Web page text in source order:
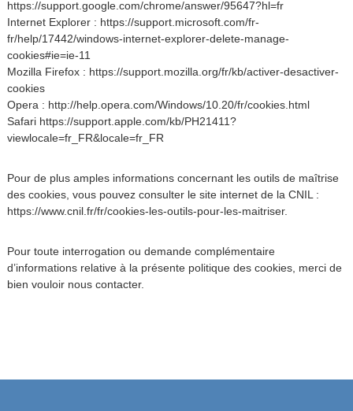
https://support.google.com/chrome/answer/95647?hl=fr
Internet Explorer : https://support.microsoft.com/fr-
fr/help/17442/windows-internet-explorer-delete-manage-
cookies#ie=ie-11
Mozilla Firefox : https://support.mozilla.org/fr/kb/activer-desactiver-
cookies
Opera : http://help.opera.com/Windows/10.20/fr/cookies.html
Safari https://support.apple.com/kb/PH21411?
viewlocale=fr_FR&locale=fr_FR
Pour de plus amples informations concernant les outils de maîtrise
des cookies, vous pouvez consulter le site internet de la CNIL :
https://www.cnil.fr/fr/cookies-les-outils-pour-les-maitriser.
Pour toute interrogation ou demande complémentaire
d’informations relative à la présente politique des cookies, merci de
bien vouloir nous contacter.